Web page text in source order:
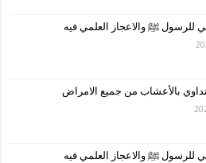
للرسول ﷺ والاعجاز العلمي فيه
بالأعشاب من جميع الامراض
للرسول ﷺ والاعجاز العلمي فيه